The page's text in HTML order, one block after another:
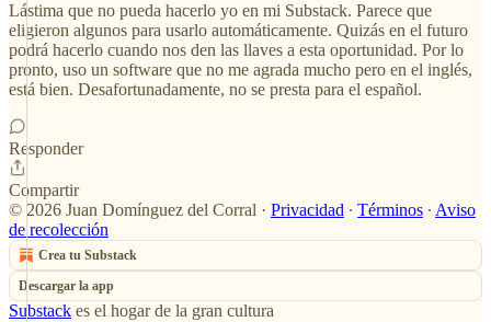
Lástima que no pueda hacerlo yo en mi Substack. Parece que
eligieron algunos para usarlo automáticamente. Quizás en el futuro
podrá hacerlo cuando nos den las llaves a esta oportunidad. Por lo
pronto, uso un software que no me agrada mucho pero en el inglés,
está bien. Desafortunadamente, no se presta para el español.
Responder
Compartir
© 2026 Juan Domínguez del Corral · Privacidad ∙ Términos ∙ Aviso
de recolección
Crea tu Substack
Descargar la app
Substack es el hogar de la gran cultura